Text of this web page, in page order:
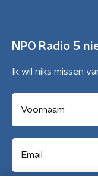
NPO Radio 5
Ik wil niks missen